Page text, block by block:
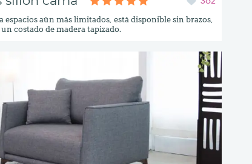
espacios aún más limitados, está disponible sin brazos,
costado de madera tapizado.